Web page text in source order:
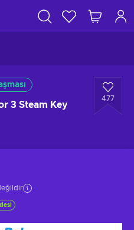
3 Steam Key
477